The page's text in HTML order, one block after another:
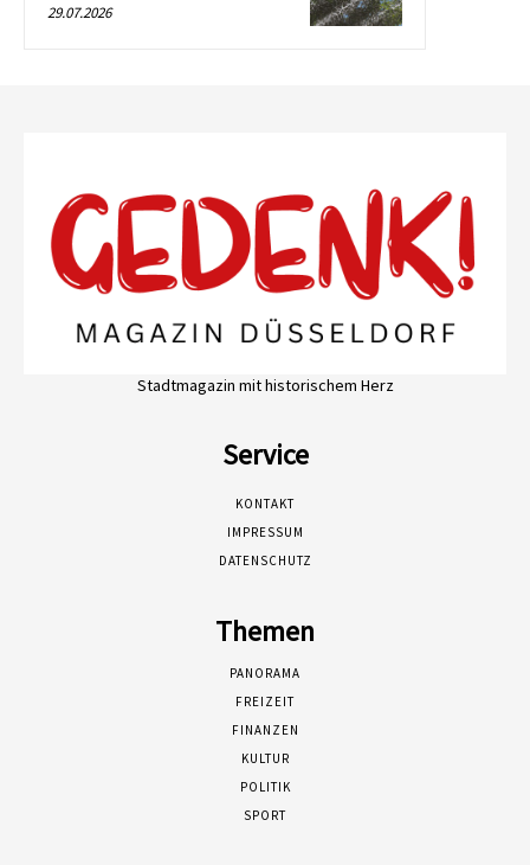
29.07.2026
Stadtmagazin mit historischem Herz
Service
KONTAKT
IMPRESSUM
DATENSCHUTZ
Themen
PANORAMA
FREIZEIT
FINANZEN
KULTUR
POLITIK
SPORT